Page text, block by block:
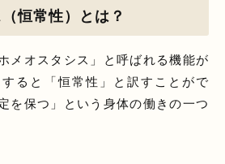
恒常性）とは？
メオスタシス」と呼ばれる機能が
ると「恒常性」と訳すことがで
を保つ」という身体の働きの一つ